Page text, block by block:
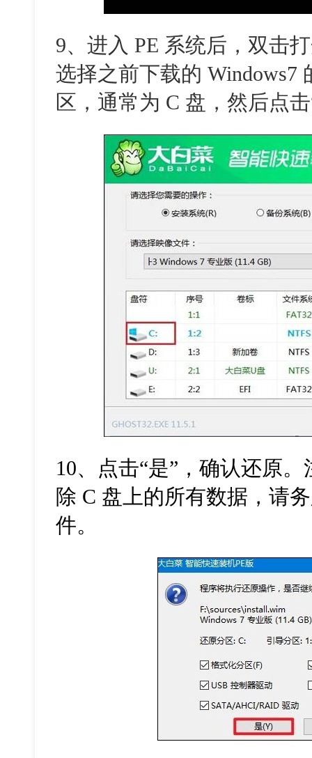
9、进入 PE 系统后，双击
选择之前下载的 Windows7
区，通常为 C 盘，然后点
10、点击“是”，确认还原
除 C 盘上的所有数据，请
件。